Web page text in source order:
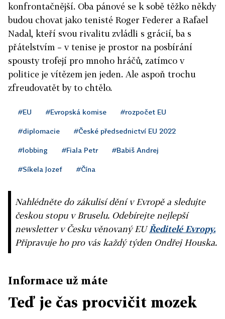
konfrontačnější. Oba pánové se k sobě těžko někdy
budou chovat jako tenisté Roger Federer a Rafael
Nadal, kteří svou rivalitu zvládli s grácií, ba s
přátelstvím – v tenise je prostor na posbírání
spousty trofejí pro mnoho hráčů, zatímco v
politice je vítězem jen jeden. Ale aspoň trochu
zfreudovatět by to chtělo.
#EU #Evropská komise #rozpočet EU
#diplomacie #České předsednictví EU 2022
#lobbing #Fiala Petr #Babiš Andrej
#Síkela Jozef #Čína
Nahlédněte do zákulisí dění v Evropě a sledujte
českou stopu v Bruselu. Odebírejte nejlepší
newsletter v Česku věnovaný EUŘeditelé Evropy.
Připravuje ho pro vás každý týden Ondřej Houska.
Informace už máte
Teď je čas procvičit mozek